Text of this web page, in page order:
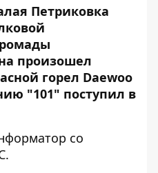
Петриковка
произошел
горел Daewoo
"101" поступил в
со
.